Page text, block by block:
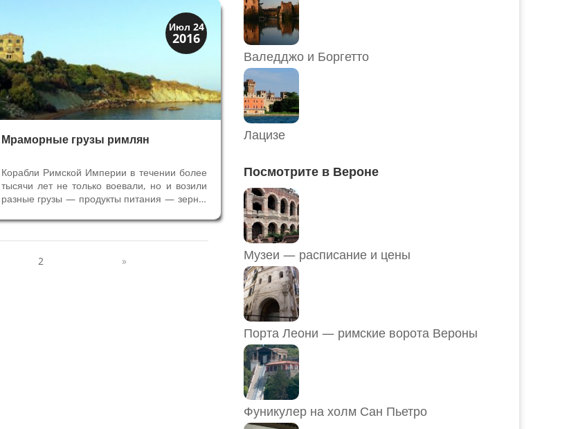
Июл 24
2016
Клады и медали
Мраморные грузы римлян
Корабли Римской Империи в течении более
тысячи лет не только воевали, но и возили
разные грузы — продукты питания — зерно,
бронзу, свинец и строительные материалы
— мрамор и другой камень. Ценный мрамор
2 »
Валедджо и Боргетто
Лацизе
Посмотрите в Вероне
Музеи — расписание и цены
Порта Леони — римские ворота Вероны
Фуникулер на холм Сан Пьетро